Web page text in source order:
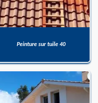
Peinture sur tuile 40